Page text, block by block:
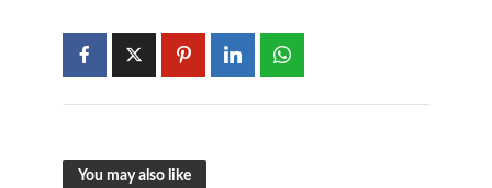
You may also like